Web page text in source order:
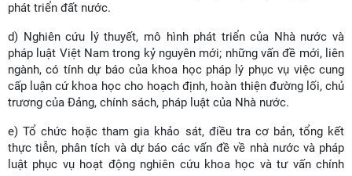
phát triển đất nước.
d) Nghiên cứu lý thuyết, mô hình phát triển của Nhà nước và
pháp luật Việt Nam trong kỷ nguyên mới; những vấn đề mới, liên
ngành, có tính dự báo của khoa học pháp lý phục vụ việc cung
cấp luận cứ khoa học cho hoạch định, hoàn thiện đường lối, chủ
trương của Đảng, chính sách, pháp luật của Nhà nước.
e) Tổ chức hoặc tham gia khảo sát, điều tra cơ bản, tổng kết
thực tiễn, phân tích và dự báo các vấn đề về nhà nước và pháp
luật phục vụ hoạt động nghiên cứu khoa học và tư vấn chính